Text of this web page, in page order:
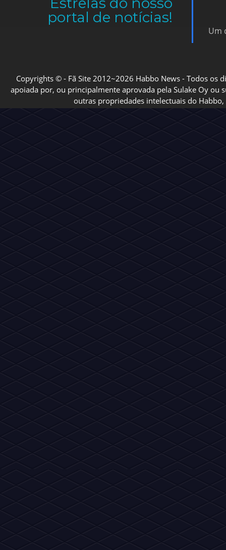
portal de notícias!
Um
Copyrights © - Fã Site 2012~2026 Habbo News - Todos os
apoiada por, ou principalmente aprovada pela Sulake Oy ou
outras propriedades intelectuais do